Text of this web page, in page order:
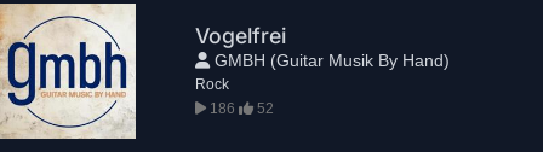
Vogelfrei
GMBH (Guitar Musik By Hand)
Rock
186
52